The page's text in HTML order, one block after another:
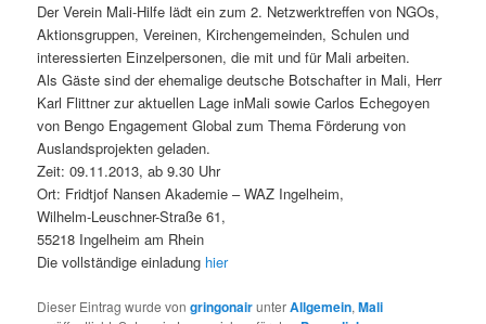
Der Verein Mali-Hilfe lädt ein zum 2. Netzwerktreffen von NGOs,
Aktionsgruppen, Vereinen, Kirchengemeinden, Schulen und
interessierten Einzelpersonen, die mit und für Mali arbeiten.
Als Gäste sind der ehemalige deutsche Botschafter in Mali, Herr
Karl Flittner zur aktuellen Lage inMali sowie Carlos Echegoyen
von Bengo Engagement Global zum Thema Förderung von
Auslandsprojekten geladen.
Zeit: 09.11.2013, ab 9.30 Uhr
Ort: Fridtjof Nansen Akademie – WAZ Ingelheim,
Wilhelm-Leuschner-Straße 61,
55218 Ingelheim am Rhein
Die vollständige einladung hier
Dieser Eintrag wurde vongringonairunterAllgemein,Mali